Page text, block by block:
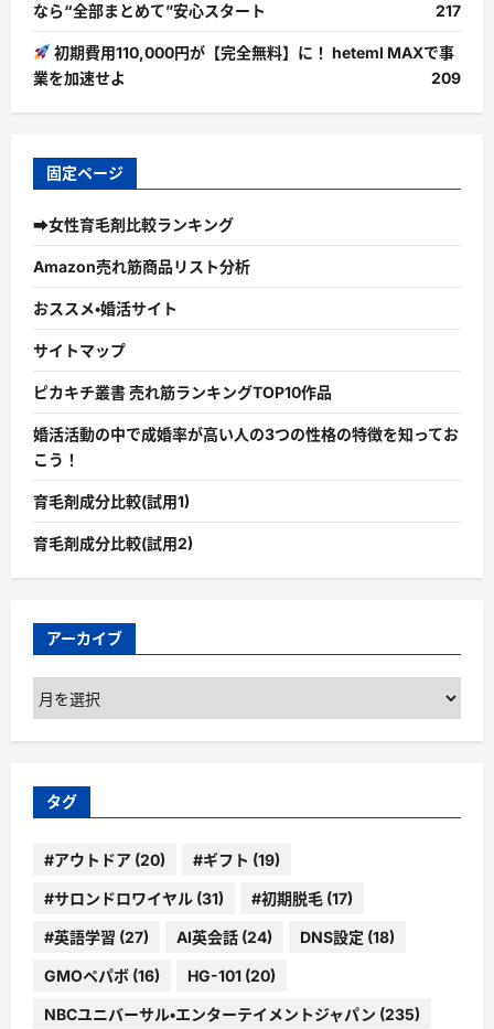
なら“全部まとめて”安心スタート 217
初期費用110,000円が【完全無料】に！ heteml MAXで事
業を加速せよ
209
固定ページ
➡女性育毛剤比較ランキング
Amazon売れ筋商品リスト分析
おススメ・婚活サイト
サイトマップ
ピカキチ叢書 売れ筋ランキングTOP10作品
婚活活動の中で成婚率が高い人の3つの性格の特徴を知ってお
こう！
育毛剤成分比較(試用1)
育毛剤成分比較(試用2)
アーカイブ
ア
ー
カ
ブ
タグ
#アウトドア (20) #ギフト (19)
#サロンドロワイヤル (31) #初期脱毛 (17)
#英語学習 (27) AI英会話 (24) DNS設定 (18)
GMOペパボ (16) HG-101 (20)
NBCユニバーサル・エンターテイメントジャパン (235)